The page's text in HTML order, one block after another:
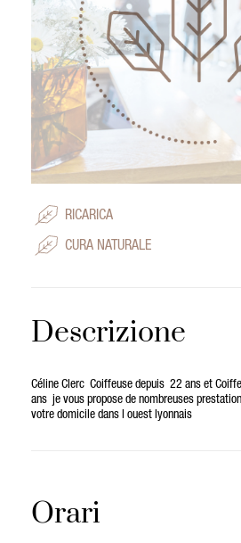
RICARICA
CURA NATURALE
Descrizione
Céline Clerc Coiffeuse depuis 22 ans et
ans je vous propose de nombreuses
votre domicile dans l ouest lyonnais
Orari